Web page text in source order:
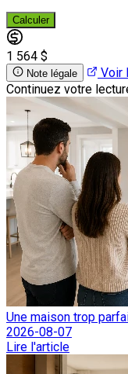
Calculer
1 564 $
Note légale Voir
Continuez votre
Une maison trop
2026-08-07
Lire l'article